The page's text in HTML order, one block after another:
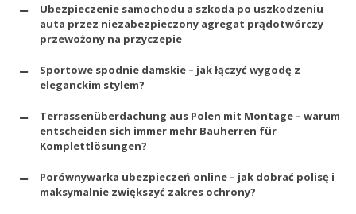
Ubezpieczenie samochodu a szkoda po uszkodzeniu
auta przez niezabezpieczony agregat prądotwórczy
przewożony na przyczepie
Sportowe spodnie damskie – jak łączyć wygodę z
eleganckim stylem?
Terrassenüberdachung aus Polen mit Montage – warum
entscheiden sich immer mehr Bauherren für
Komplettlösungen?
Porównywarka ubezpieczeń online – jak dobrać polisę i
maksymalnie zwiększyć zakres ochrony?